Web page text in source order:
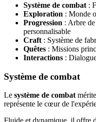
Système de combat :
Exploration : Monde
Progression : Arbre
personnalisable
Craft : Système de
Quêtes : Missions
Interactions :
Système de combat
Le système de combat
représente le cœur de